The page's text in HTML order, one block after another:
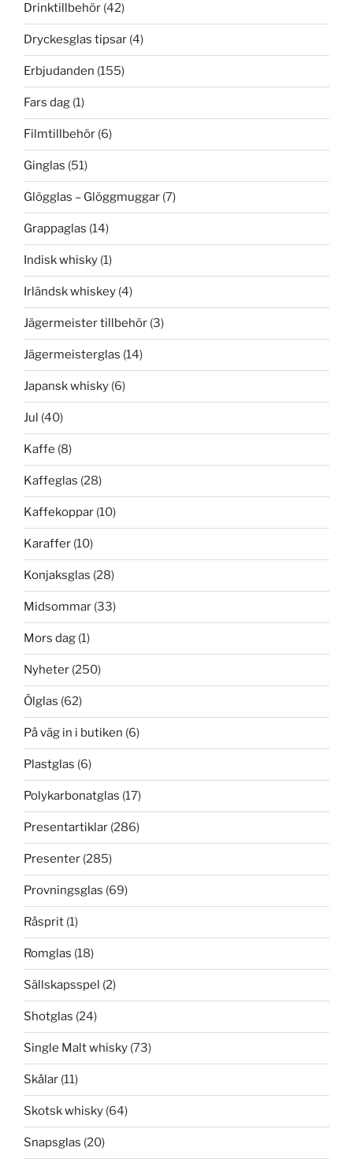
Drinktillbehör (42)
Dryckesglas tipsar (4)
Erbjudanden (155)
Fars dag (1)
Filmtillbehör (6)
Ginglas (51)
Glögglas – Glöggmuggar (7)
Grappaglas (14)
Indisk whisky (1)
Irländsk whiskey (4)
Jägermeister tillbehör (3)
Jägermeisterglas (14)
Japansk whisky (6)
Jul (40)
Kaffe (8)
Kaffeglas (28)
Kaffekoppar (10)
Karaffer (10)
Konjaksglas (28)
Midsommar (33)
Mors dag (1)
Nyheter (250)
Ölglas (62)
På väg in i butiken (6)
Plastglas (6)
Polykarbonatglas (17)
Presentartiklar (286)
Presenter (285)
Provningsglas (69)
Råsprit (1)
Romglas (18)
Sällskapsspel (2)
Shotglas (24)
Single Malt whisky (73)
Skålar (11)
Skotsk whisky (64)
Snapsglas (20)